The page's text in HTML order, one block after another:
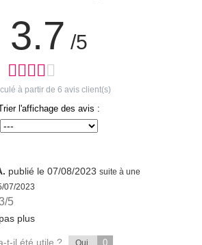
3.7 /5
à partir de 6 avis client(s)
l'affichage des avis :
publié le 07/08/2023 suite à une
07/2023
5
plus
t-il été utile ? Oui 0